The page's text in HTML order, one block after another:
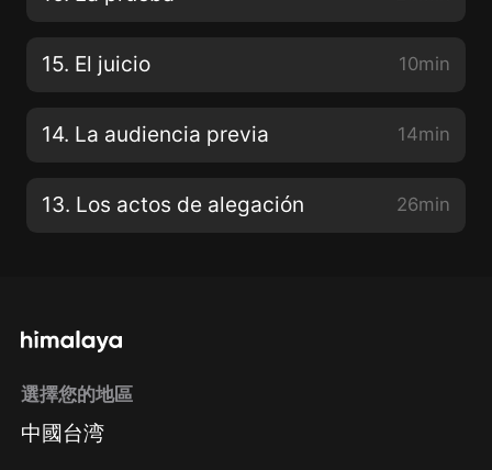
15. El juicio 10min
14. La audiencia previa 14min
13. Los actos de alegación 26min
選擇您的地區
中國台湾